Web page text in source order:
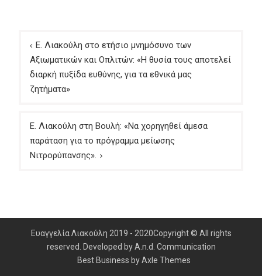
Πλοήγηση
άρθρων
E. Λιακούλη στο ετήσιο μνημόσυνο των
Αξιωματικών και Οπλιτών: «Η θυσία τους αποτελεί
διαρκή πυξίδα ευθύνης, για τα εθνικά μας
ζητήματα»
Ε. Λιακούλη στη Βουλή: «Να χορηγηθεί άμεσα
παράταση για το πρόγραμμα μείωσης
Νιτρορύπανσης».
Ευαγγελία Λιακούλη 2019 - 2020Copyright © All rights
reserved. Developed by A.n.d. Communication
Best Business byAxle Themes